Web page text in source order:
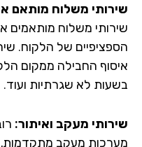
משלוח מותאם
משלוח מותאמים
של הלקוח. שירות
החבילה ממקום הלקוח,
לא שגרתיות ועוד.
מעקב ואיתור:רוב
מעקב מתקדמות,